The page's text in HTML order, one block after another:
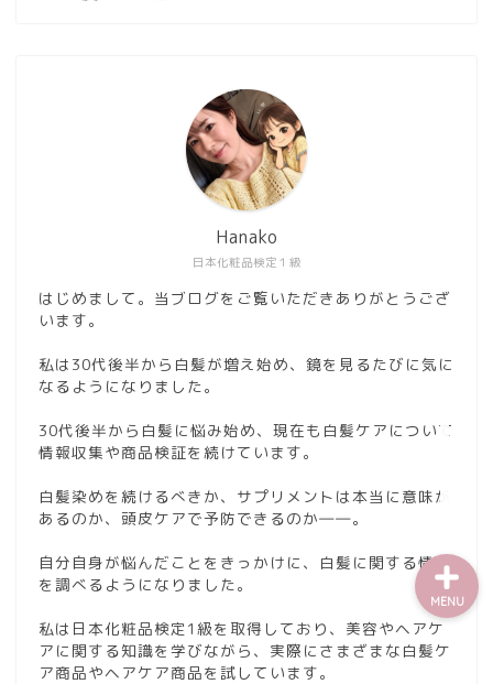
日本化粧品検定１級
Hanako
はじめまして。当ブログをご覧いただきありがとうござ
います。
私は30代後半から白髪が増え始め、鏡を見るたびに気に
なるようになりました。
30代後半から白髪に悩み始め、現在も白髪ケアについて
情報収集や商品検証を続けています。
白髪染めを続けるべきか、サプリメントは本当に意味が
あるのか、頭皮ケアで予防できるのか――。
自分自身が悩んだことをきっかけに、白髪に関する情報
を調べるようになりました。
私は日本化粧品検定1級を取得しており、美容やヘアケ
アに関する知識を学びながら、実際にさまざまな白髪ケ
ア商品やヘアケア商品を試しています。
MENU
お問い合わせ